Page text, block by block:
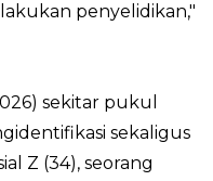
penyelidikan,"
sekitar pukul
sekaligus
Z (34), seorang